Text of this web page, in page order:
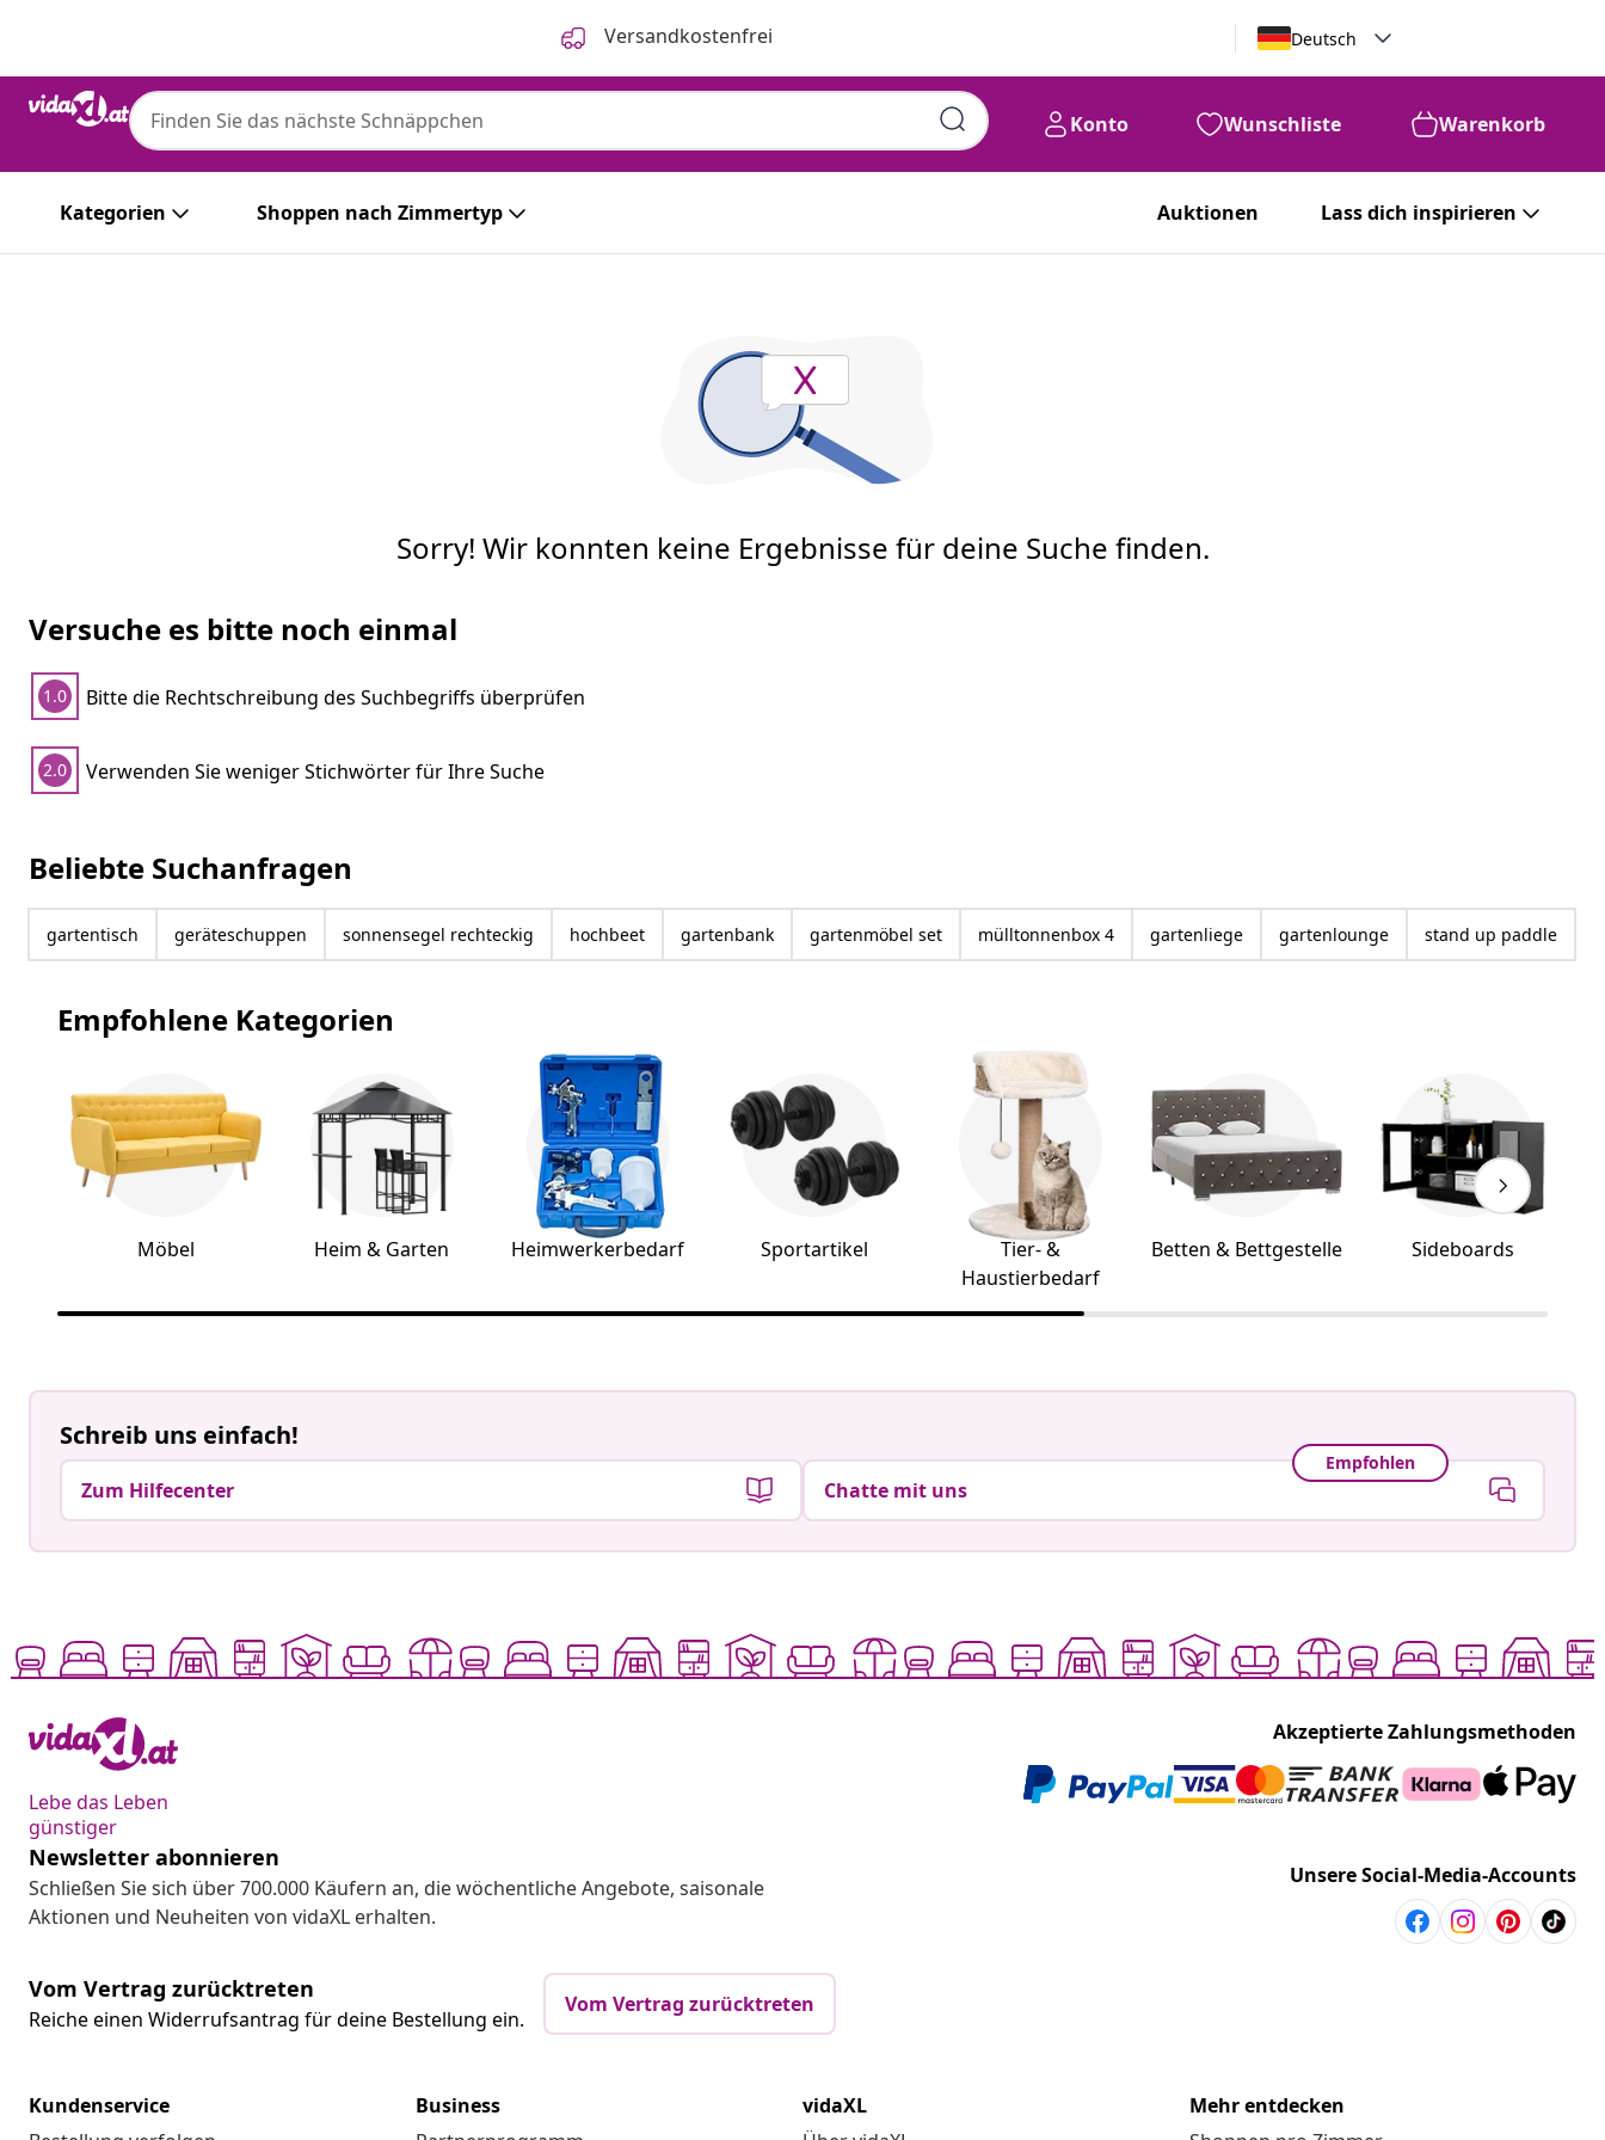
Versandkostenfrei Deutsch
Konto Wunschliste Warenkorb
Kategorien Shoppen nach Zimmertyp Auktionen Lass dich inspirieren
Sorry! Wir konnten keine Ergebnisse für deine Suche finden.
Versuche es bitte noch einmal
1.0 Bitte die Rechtschreibung des Suchbegriffs überprüfen
2.0 Verwenden Sie weniger Stichwörter für Ihre Suche
Beliebte Suchanfragen
gartentisch geräteschuppen sonnensegel rechteckig hochbeet gartenbank gartenmöbel set mülltonnenbox 4 gartenliege gartenlounge stand up paddle
Empfohlene Kategorien
Möbel Heim & Garten Heimwerkerbedarf Sportartikel
Tier- &
Haustierbedarf
Betten & Bettgestelle Sideboards
Schreib uns einfach!
Zum Hilfecenter
Empfohlen
Chatte mit uns
Lebe das Leben
günstiger
Akzeptierte Zahlungsmethoden
Newsletter abonnieren
Schließen Sie sich über 700.000 Käufern an, die wöchentliche Angebote, saisonale
Aktionen und Neuheiten von vidaXL erhalten.
Unsere Social-Media-Accounts
Vom Vertrag zurücktreten
Reiche einen Widerrufsantrag für deine Bestellung ein.
Vom Vertrag zurücktreten
Kundenservice
Business
vidaXL
Mehr entdecken